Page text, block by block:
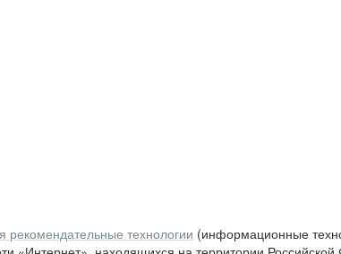
рекомендательные технологии (информационные